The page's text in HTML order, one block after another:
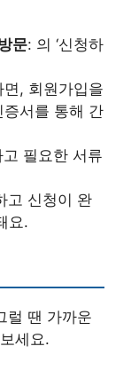
문: 의 ‘신청하
, 회원가입을
서를 통해 간
필요한 서류
고 신청이 완
요.
럴 땐 가까운
세요.